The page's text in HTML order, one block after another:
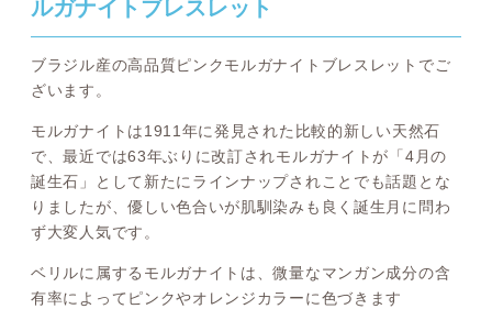
ルガナイトブレスレット
ブラジル産の高品質ピンクモルガナイトブレスレットでご
ざいます。
モルガナイトは1911年に発見された比較的新しい天然石
で、最近では63年ぶりに改訂されモルガナイトが「4月の
誕生石」として新たにラインナップされことでも話題とな
りましたが、優しい色合いが肌馴染みも良く誕生月に問わ
ず大変人気です。
ベリルに属するモルガナイトは、微量なマンガン成分の含
有率によってピンクやオレンジカラーに色づきます